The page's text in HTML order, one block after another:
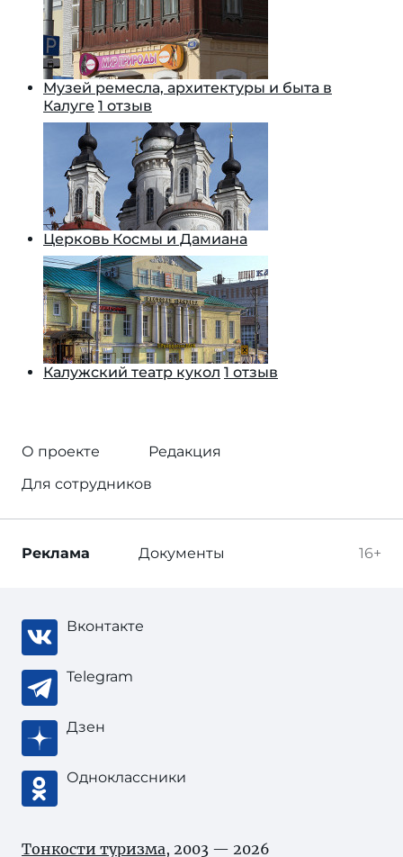
Музей ремесла, архитектуры и быта в
Калуге 1 отзыв
Церковь Космы и Дамиана
Калужский театр кукол 1 отзыв
О проекте
Редакция
Для сотрудников
16+
Реклама Документы
Вконтакте
Telegram
Дзен
Одноклассники
Тонкости туризма, 2003 — 2026